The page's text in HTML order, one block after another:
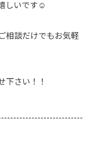
しいです☺️
相談だけでもお気軽
下さい！！